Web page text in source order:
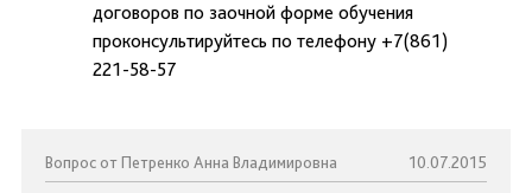
договоров по заочной форме обучения
проконсультируйтесь по телефону +7(861)
221-58-57
Вопрос от Петренко Анна Владимировна 10.07.2015